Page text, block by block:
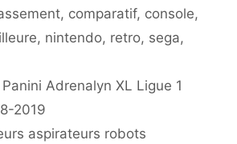
, comparatif, console,
, nintendo, retro, sega,
Adrenalyn XL Ligue 1
2019
aspirateurs robots